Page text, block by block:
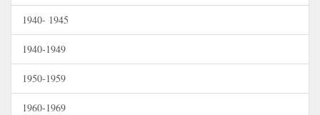
1940- 1945
1940-1949
1950-1959
1960-1969